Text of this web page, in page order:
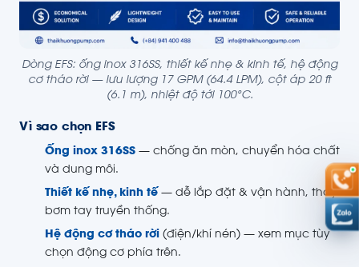
Dòng EFS: ống inox 316SS, thiết kế nhẹ & kinh tế, hệ động
cơ tháo rời — lưu lượng 17 GPM (64.4 LPM), cột áp 20 ft
(6.1 m), nhiệt độ tới 100°C.
Vì sao chọn EFS
Ống inox 316SS — chống ăn mòn, chuyển hóa chất
và dung môi.
Thiết kế nhẹ, kinh tế — dễ lắp đặt & vận hành, thay
bơm tay truyền thống.
Hệ động cơ tháo rời (điện/khí nén) — xem mục tùy
chọn động cơ phía trên.